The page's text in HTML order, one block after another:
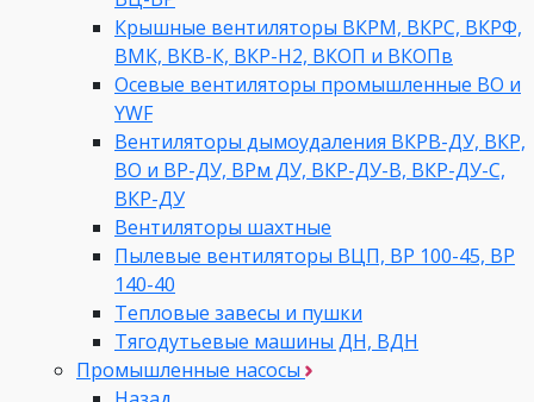
Крышные вентиляторы ВКРМ, ВКРС, ВКРФ,
ВМК, ВКВ-К, ВКР-Н2, ВКОП и ВКОПв
Осевые вентиляторы промышленные ВО и
YWF
Вентиляторы дымоудаления ВКРВ-ДУ, ВКР,
ВО и ВР-ДУ, ВРм ДУ, ВКР-ДУ-В, ВКР-ДУ-С,
ВКР-ДУ
Вентиляторы шахтные
Пылевые вентиляторы ВЦП, ВР 100-45, ВР
140-40
Тепловые завесы и пушки
Тягодутьевые машины ДН, ВДН
Промышленные насосы